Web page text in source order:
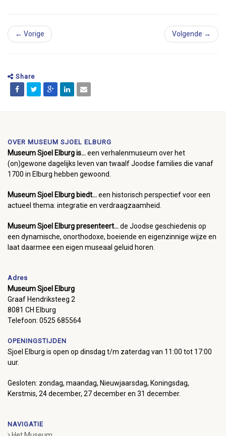
← Vorige Volgende →
Share
OVER MUSEUM SJOEL ELBURG
Museum Sjoel Elburg is...een verhalenmuseum over het
(on)gewone dagelijks leven van twaalf Joodse families die vanaf
1700 in Elburg hebben gewoond.
Museum Sjoel Elburg biedt...een historisch perspectief voor een
actueel thema: integratie en verdraagzaamheid.
Museum Sjoel Elburg presenteert...de Joodse geschiedenis op
een dynamische, onorthodoxe, boeiende en eigenzinnige wijze en
laat daarmee een eigen museaal geluid horen.
Adres
Museum Sjoel Elburg
Graaf Hendriksteeg 2
8081 CH Elburg
Telefoon: 0525 685564
OPENINGSTIJDEN
Sjoel Elburg is open op dinsdag t/m zaterdag van 11:00 tot 17:00
uur.
Gesloten: zondag, maandag, Nieuwjaarsdag, Koningsdag,
Kerstmis, 24 december, 27 december en 31 december.
NAVIGATIE